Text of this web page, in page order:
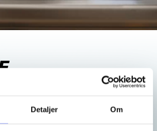
Detaljer Om
mange forskellige fagområder – nogle